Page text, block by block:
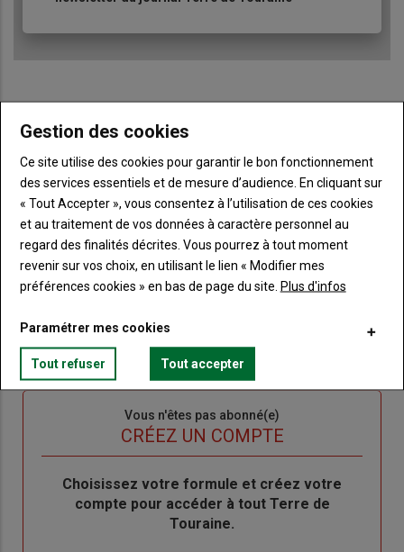
Sous-
Vous êtes abonné(e)
TITRE IDENTIFIEZ-VOUS
Body
Connectez-vous à votre compte pour profiter
de votre abonnement
Lien
"Créer
un
compte"
Créer un nouveau compte
Lien
"Réinitialiser
mot
de
passe"
Réinitialiser votre mot de passe
"Je
me
Je me connecte
Vous n'êtes pas abonné(e)
CRÉEZ UN COMPTE
BodyChoisissez votre formule et créez votre
compte pour accéder à tout Terre de
Touraine.
Gestion des cookies
Ce site utilise des cookies pour garantir le bon fonctionnement
des services essentiels et de mesure d’audience. En cliquant sur
« Tout Accepter », vous consentez à l’utilisation de ces cookies
et au traitement de vos données à caractère personnel au
regard des finalités décrites. Vous pourrez à tout moment
revenir sur vos choix, en utilisant le lien « Modifier mes
préférences cookies » en bas de page du site. Plus d'infos
Paramétrer mes cookies
Tout refuser Tout accepter